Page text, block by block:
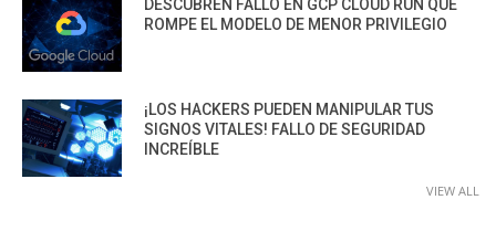
DESCUBREN FALLO EN GCP CLOUD RUN QUE
ROMPE EL MODELO DE MENOR PRIVILEGIO
¡LOS HACKERS PUEDEN MANIPULAR TUS
SIGNOS VITALES! FALLO DE SEGURIDAD
INCREÍBLE
VIEW ALL